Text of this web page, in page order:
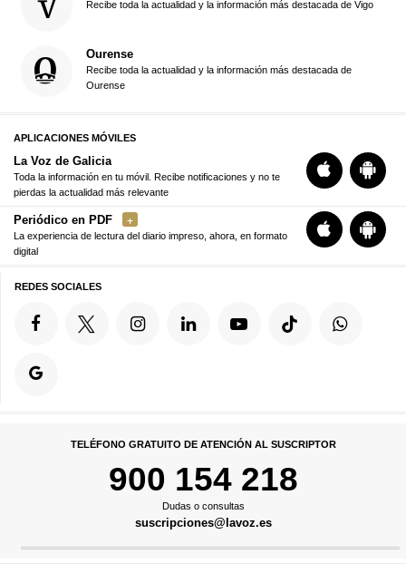
Recibe toda la actualidad y la información más destacada de Vigo
Ourense
Recibe toda la actualidad y la información más destacada de
Ourense
APLICACIONES MÓVILES
La Voz de Galicia
Toda la información en tu móvil. Recibe notificaciones y no te
pierdas la actualidad más relevante
Periódico en PDF
La experiencia de lectura del diario impreso, ahora, en formato
digital
REDES SOCIALES
TELÉFONO GRATUITO DE ATENCIÓN AL SUSCRIPTOR
900 154 218
Dudas o consultas
suscripciones@lavoz.es